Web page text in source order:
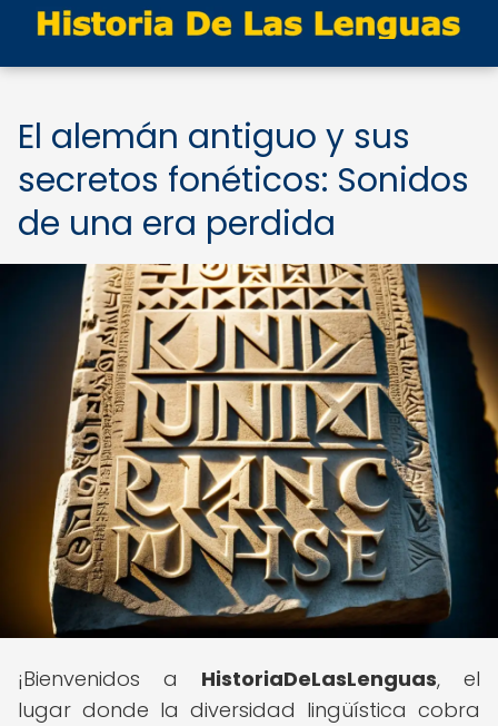
El alemán antiguo y sus
secretos fonéticos: Sonidos
de una era perdida
¡Bienvenidos a HistoriaDeLasLenguas, el
lugar donde la diversidad lingüística cobra